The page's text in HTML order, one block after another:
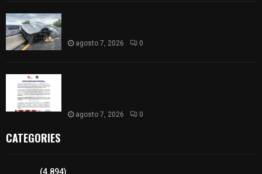
agosto 7, 2026 0
agosto 7, 2026 0
CATEGORIES
(4.894)